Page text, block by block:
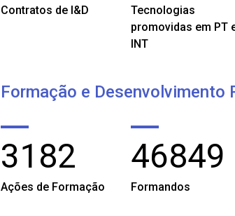
Contratos de I&D
Tecnologias
promovidas em PT
INT
Formação e Desenvolvimento
3182
Ações de Formação
46849
Formandos